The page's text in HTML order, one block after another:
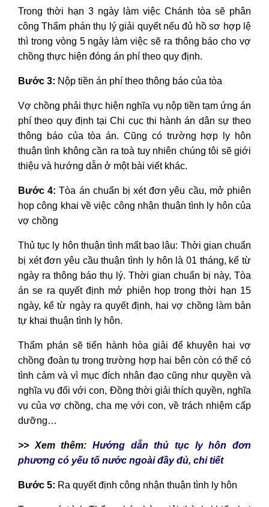
Trong thời hạn 3 ngày làm việc Chánh tòa sẽ phân
công Thẩm phán thụ lý giải quyết nếu đủ hồ sơ hợp lệ
thì trong vòng 5 ngày làm việc sẽ ra thông báo cho vợ
chồng thực hiện đóng án phí theo quy định.
Bước 3: Nộp tiền án phí theo thông báo của tòa
Vợ chồng phải thực hiện nghĩa vụ nộp tiền tạm ứng án
phí theo quy định tại Chi cục thi hành án dân sự theo
thông báo của tòa án. Cũng có trường hợp ly hôn
thuận tình không cần ra toà tuy nhiên chúng tôi sẽ giới
thiệu và hướng dẫn ở một bài viết khác.
Bước 4:Tòa án chuẩn bị xét đơn yêu cầu, mở phiên
họp công khai về việc công nhận thuận tình ly hôn của
vợ chồng
Thủ tục ly hôn thuận tình mất bao lâu: Thời gian chuẩn
bị xét đơn yêu cầu thuận tình ly hôn là 01 tháng, kể từ
ngày ra thông báo thụ lý. Thời gian chuẩn bị này, Tòa
án se ra quyết định mở phiên họp trong thời hạn 15
ngày, kể từ ngày ra quyết định, hai vợ chồng làm bản
tự khai thuận tình ly hôn.
Thẩm phán sẽ tiến hành hòa giải để khuyên hai vợ
chồng đoàn tụ trong trường hợp hai bên còn có thể có
tình cảm và vì mục đích nhân đạo cũng như quyền và
nghĩa vụ đối với con, Đồng thời giải thích quyền, nghĩa
vụ của vợ chồng, cha mẹ với con, về trách nhiệm cấp
dưỡng…
>> Xem thêm: Hướng dẫn thủ tục ly hôn đơn
phương có yếu tố nước ngoài đầy đủ, chi tiết
Bước 5: Ra quyết định công nhận thuận tình ly hôn